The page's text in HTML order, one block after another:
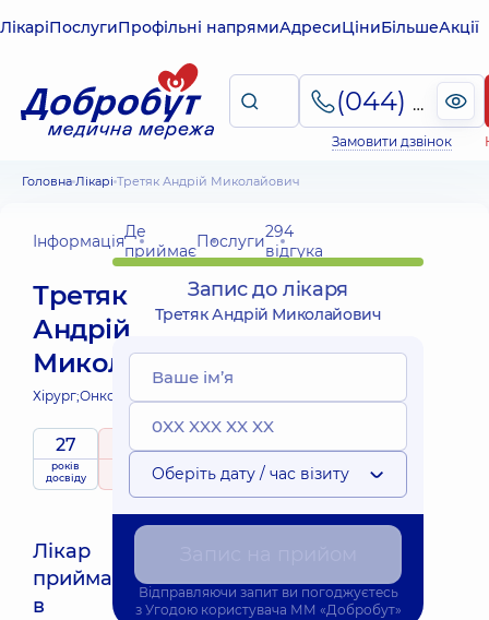
ЛікаріПослугиПрофільні напрямиАдресиЦіниБільшеАкції
(044) 495-2-888
Замовити дзвінок
Головна Лікарі Третяк Андрій Миколайович
ІнформаціяДе
приймаєПослуги294
відгука
Третяк
Андрій
Миколайович
Хірург;Онколог;
27
років
досвіду
5 / 5
рейтингна підставі
294 відгука
Лікар
приймає
в
Найближчий час прийому: 11.08.2026 14:00
Запис до лікаря
Третяк Андрій Миколайович
Оберіть дату / час візиту
Відправляючи запит ви погоджуєтесь
з Угодою користувача ММ «Добробут»